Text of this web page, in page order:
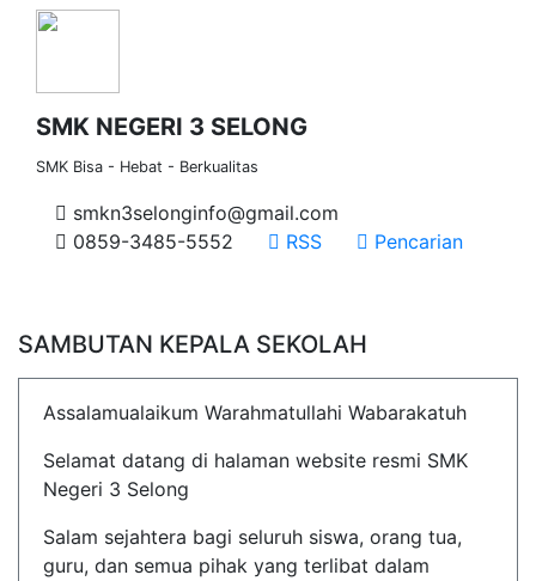
SMK NEGERI 3 SELONG
SMK Bisa - Hebat - Berkualitas
smkn3selonginfo@gmail.com
0859-3485-5552
RSS Pencarian
SAMBUTAN KEPALA SEKOLAH
Assalamualaikum Warahmatullahi Wabarakatuh
Selamat datang di halaman website resmi SMK
Negeri 3 Selong
Salam sejahtera bagi seluruh siswa, orang tua,
guru, dan semua pihak yang terlibat dalam